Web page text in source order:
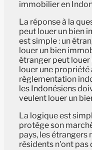
immobilier en
La réponse à la
peut louer un bien
est simple : un
louer un bien
étranger peut louer
louer une propriété
réglementation
les Indonésiens
veulent louer un
La logique est
protège son
pays, les étrangers
résidents n'ont pas